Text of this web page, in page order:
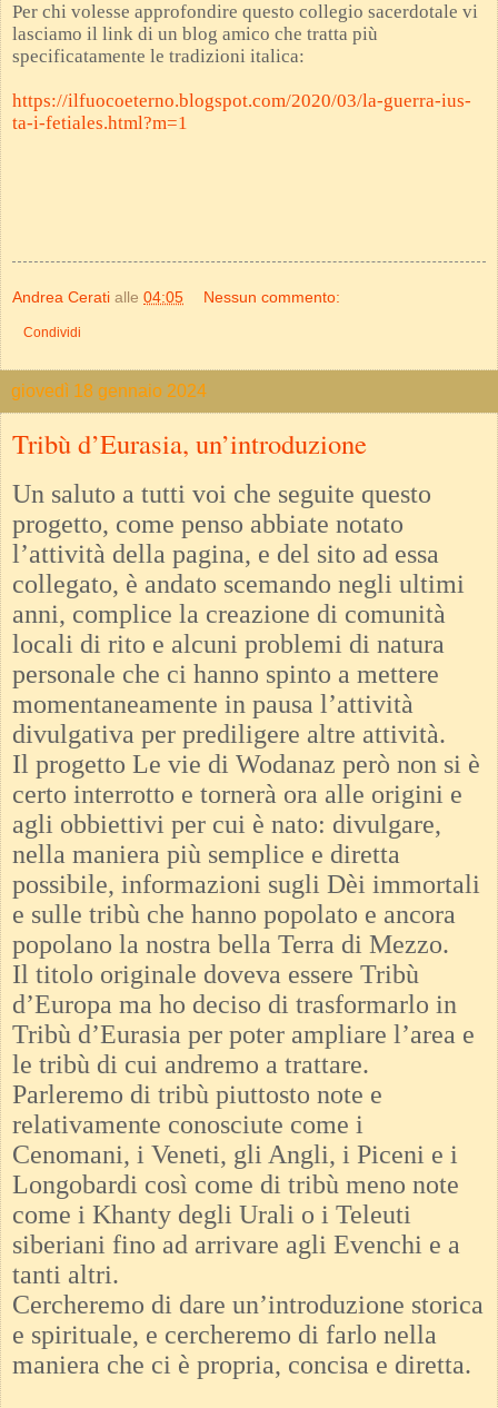
Per chi volesse approfondire questo collegio sacerdotale vi
lasciamo il link di un blog amico che tratta più
specificatamente le tradizioni italica:
https://ilfuocoeterno.blogspot.com/2020/03/la-guerra-ius-
ta-i-fetiales.html?m=1
Andrea Cerati alle 04:05 Nessun commento:
Condividi
giovedì 18 gennaio 2024
Tribù d’Eurasia, un’introduzione
Un saluto a tutti voi che seguite questo
progetto, come penso abbiate notato
l’attività della pagina, e del sito ad essa
collegato, è andato scemando negli ultimi
anni, complice la creazione di comunità
locali di rito e alcuni problemi di natura
personale che ci hanno spinto a mettere
momentaneamente in pausa l’attività
divulgativa per prediligere altre attività.
Il progetto Le vie di Wodanaz però non si è
certo interrotto e tornerà ora alle origini e
agli obbiettivi per cui è nato: divulgare,
nella maniera più semplice e diretta
possibile, informazioni sugli Dèi immortali
e sulle tribù che hanno popolato e ancora
popolano la nostra bella Terra di Mezzo.
Il titolo originale doveva essere Tribù
d’Europa ma ho deciso di trasformarlo in
Tribù d’Eurasia per poter ampliare l’area e
le tribù di cui andremo a trattare.
Parleremo di tribù piuttosto note e
relativamente conosciute come i
Cenomani, i Veneti, gli Angli, i Piceni e i
Longobardi così come di tribù meno note
come i Khanty degli Urali o i Teleuti
siberiani fino ad arrivare agli Evenchi e a
tanti altri.
Cercheremo di dare un’introduzione storica
e spirituale, e cercheremo di farlo nella
maniera che ci è propria, concisa e diretta.